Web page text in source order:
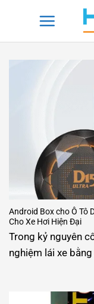
Android Box cho Ô Tô
Cho Xe Hơi Hiện Đại
Trong kỷ nguyên
nghiệm lái xe